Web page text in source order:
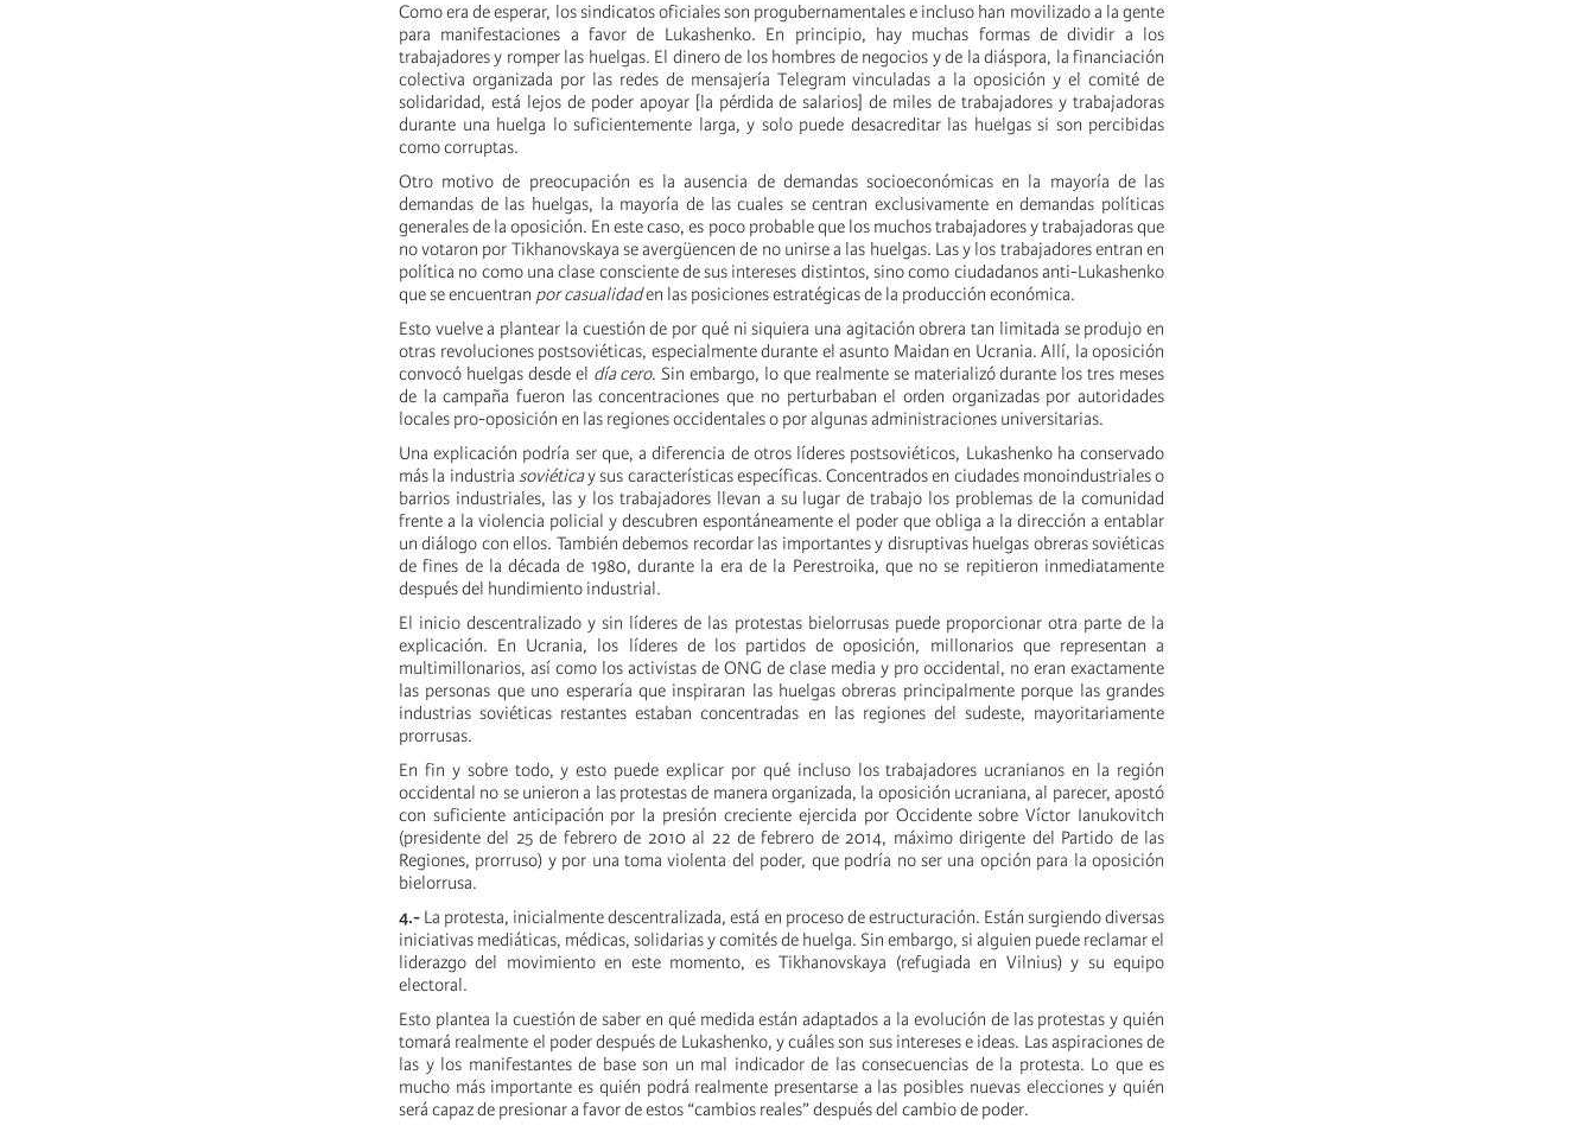
Como era de esperar, los sindicatos oficiales son progubernamentales e incluso han movilizado a la gente
para manifestaciones a favor de Lukashenko. En principio, hay muchas formas de dividir a los
trabajadores y romper las huelgas. El dinero de los hombres de negocios y de la diáspora, la financiación
colectiva organizada por las redes de mensajería Telegram vinculadas a la oposición y el comité de
solidaridad, está lejos de poder apoyar [la pérdida de salarios] de miles de trabajadores y trabajadoras
durante una huelga lo suficientemente larga, y solo puede desacreditar las huelgas si son percibidas
como corruptas.
Otro motivo de preocupación es la ausencia de demandas socioeconómicas en la mayoría de las
demandas de las huelgas, la mayoría de las cuales se centran exclusivamente en demandas políticas
generales de la oposición. En este caso, es poco probable que los muchos trabajadores y trabajadoras que
no votaron por Tikhanovskaya se avergüencen de no unirse a las huelgas. Las y los trabajadores entran en
política no como una clase consciente de sus intereses distintos, sino como ciudadanos anti-Lukashenko
que se encuentran por casualidaden las posiciones estratégicas de la producción económica.
Esto vuelve a plantear la cuestión de por qué ni siquiera una agitación obrera tan limitada se produjo en
otras revoluciones postsoviéticas, especialmente durante el asunto Maidan en Ucrania. Allí, la oposición
convocó huelgas desde el día cero. Sin embargo, lo que realmente se materializó durante los tres meses
de la campaña fueron las concentraciones que no perturbaban el orden organizadas por autoridades
locales pro-oposición en las regiones occidentales o por algunas administraciones universitarias.
Una explicación podría ser que, a diferencia de otros líderes postsoviéticos, Lukashenko ha conservado
más la industria soviéticay sus características específicas. Concentrados en ciudades monoindustriales o
barrios industriales, las y los trabajadores llevan a su lugar de trabajo los problemas de la comunidad
frente a la violencia policial y descubren espontáneamente el poder que obliga a la dirección a entablar
un diálogo con ellos. También debemos recordar las importantes y disruptivas huelgas obreras soviéticas
de fines de la década de 1980, durante la era de la Perestroika, que no se repitieron inmediatamente
después del hundimiento industrial.
El inicio descentralizado y sin líderes de las protestas bielorrusas puede proporcionar otra parte de la
explicación. En Ucrania, los líderes de los partidos de oposición, millonarios que representan a
multimillonarios, así como los activistas de ONG de clase media y pro occidental, no eran exactamente
las personas que uno esperaría que inspiraran las huelgas obreras principalmente porque las grandes
industrias soviéticas restantes estaban concentradas en las regiones del sudeste, mayoritariamente
prorrusas.
En fin y sobre todo, y esto puede explicar por qué incluso los trabajadores ucranianos en la región
occidental no se unieron a las protestas de manera organizada, la oposición ucraniana, al parecer, apostó
con suficiente anticipación por la presión creciente ejercida por Occidente sobre Víctor Ianukovitch
(presidente del 25 de febrero de 2010 al 22 de febrero de 2014, máximo dirigente del Partido de las
Regiones, prorruso) y por una toma violenta del poder, que podría no ser una opción para la oposición
bielorrusa.
4.- La protesta, inicialmente descentralizada, está en proceso de estructuración. Están surgiendo diversas
iniciativas mediáticas, médicas, solidarias y comités de huelga. Sin embargo, si alguien puede reclamar el
liderazgo del movimiento en este momento, es Tikhanovskaya (refugiada en Vilnius) y su equipo
electoral.
Esto plantea la cuestión de saber en qué medida están adaptados a la evolución de las protestas y quién
tomará realmente el poder después de Lukashenko, y cuáles son sus intereses e ideas. Las aspiraciones de
las y los manifestantes de base son un mal indicador de las consecuencias de la protesta. Lo que es
mucho más importante es quién podrá realmente presentarse a las posibles nuevas elecciones y quién
será capaz de presionar a favor de estos “cambios reales” después del cambio de poder.